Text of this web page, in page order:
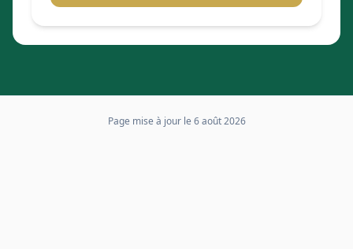
Page mise à jour le 6 août 2026